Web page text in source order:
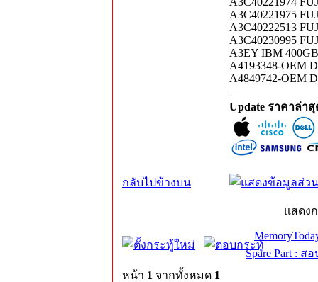
A3C40221975
A3C40222513
A3C40230995
A3EY IBM
A4193348-OEM
A4849742-OEM
Update ราคาล่า
กลับไปข้างบน
แสดง
Spare Part : ส
หน้า 1 จากทั้งหมด 1